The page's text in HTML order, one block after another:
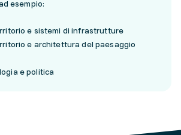
esempio:
e sistemi di infrastrutture
e architettura del paesaggio
e politica